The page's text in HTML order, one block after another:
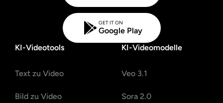
GET IT ON
Google Play
KI-Videotools
Text zu Video
Bild zu Video
KI-Videomodelle
Veo 3.1
Sora 2.0